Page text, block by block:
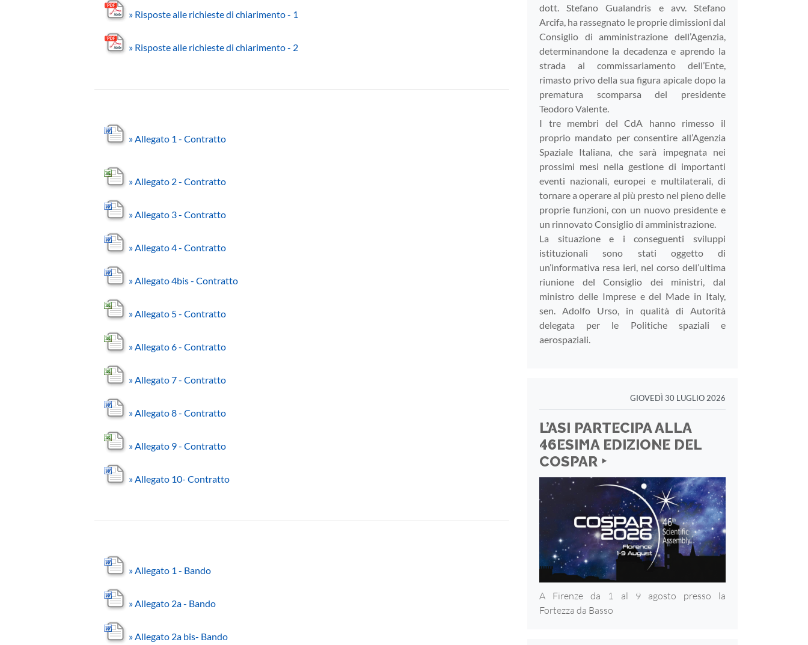
» Risposte alle richieste di chiarimento - 1
» Risposte alle richieste di chiarimento - 2
» Allegato 1 - Contratto
» Allegato 2 - Contratto
» Allegato 3 - Contratto
» Allegato 4 - Contratto
» Allegato 4bis - Contratto
» Allegato 5 - Contratto
» Allegato 6 - Contratto
» Allegato 7 - Contratto
» Allegato 8 - Contratto
» Allegato 9 - Contratto
» Allegato 10- Contratto
» Allegato 1 - Bando
» Allegato 2a - Bando
» Allegato 2a bis- Bando
dott. Stefano Gualandris e avv. Stefano
Arcifa, ha rassegnato le proprie dimissioni dal
Consiglio di amministrazione dell’Agenzia,
determinandone la decadenza e aprendo la
strada al commissariamento dell’Ente,
rimasto privo della sua figura apicale dopo la
prematura scomparsa del presidente
Teodoro Valente.
I tre membri del CdA hanno rimesso il
proprio mandato per consentire all’Agenzia
Spaziale Italiana, che sarà impegnata nei
prossimi mesi nella gestione di importanti
eventi nazionali, europei e multilaterali, di
tornare a operare al più presto nel pieno delle
proprie funzioni, con un nuovo presidente e
un rinnovato Consiglio di amministrazione.
La situazione e i conseguenti sviluppi
istituzionali sono stati oggetto di
un’informativa resa ieri, nel corso dell’ultima
riunione del Consiglio dei ministri, dal
ministro delle Imprese e del Made in Italy,
sen. Adolfo Urso, in qualità di Autorità
delegata per le Politiche spaziali e
aerospaziali.
GIOVEDÌ 30 LUGLIO 2026
L’ASI PARTECIPA ALLA
46ESIMA EDIZIONE DEL
COSPAR ‣
A Firenze da 1 al 9 agosto presso la
Fortezza da Basso